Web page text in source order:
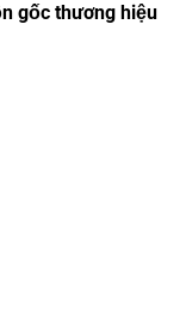
gốc thương hiệu